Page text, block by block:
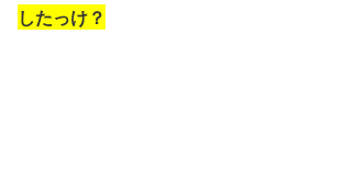
したっけ？